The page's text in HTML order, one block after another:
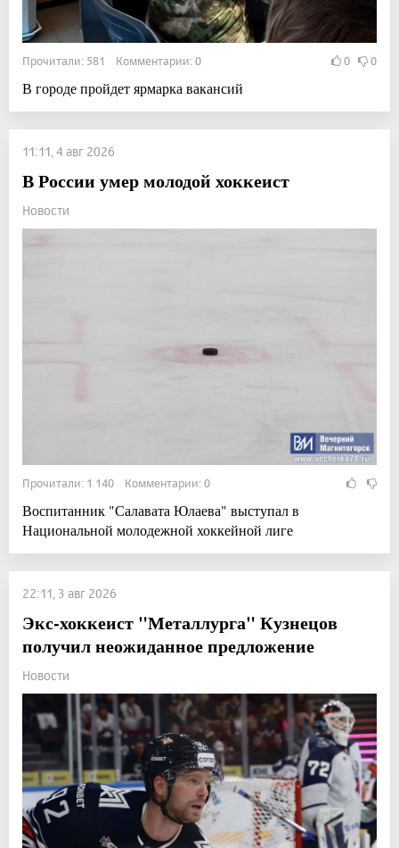
Прочитали: 581 Комментарии: 0 0 0
В городе пройдет ярмарка вакансий
11:11, 4 авг 2026
В России умер молодой хоккеист
Новости
Прочитали: 1 140 Комментарии: 0
Воспитанник "Салавата Юлаева" выступал в
Национальной молодежной хоккейной лиге
22:11, 3 авг 2026
Экс-хоккеист "Металлурга" Кузнецов
получил неожиданное предложение
Новости